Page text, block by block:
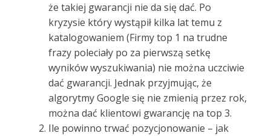
że takiej gwarancji nie da się dać. Po
kryzysie który wystąpił kilka lat temu z
katalogowaniem (Firmy top 1 na trudne
frazy poleciały po za pierwszą setkę
wyników wyszukiwania) nie można uczciwie
dać gwarancji. Jednak przyjmując, że
algorytmy Google się nie zmienią przez rok,
można dać klientowi gwarancję na top 3.
Ile powinno trwać pozycjonowanie – jak